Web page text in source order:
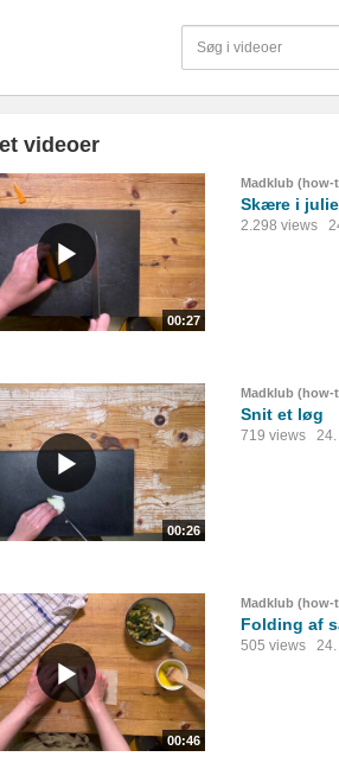
videoer
00:27
Madklub (how-
Skære i
2.298 views
00:26
Madklub (how-
Snit et løg
719 views
00:46
Madklub (how-
Folding af
505 views